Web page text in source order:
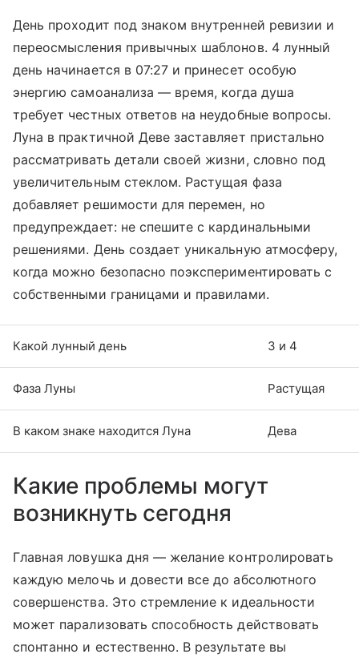
День проходит под знаком внутренней ревизии и
переосмысления привычных шаблонов. 4 лунный
день начинается в 07:27 и принесет особую
энергию самоанализа — время, когда душа
требует честных ответов на неудобные вопросы.
Луна в практичной Деве заставляет пристально
рассматривать детали своей жизни, словно под
увеличительным стеклом. Растущая фаза
добавляет решимости для перемен, но
предупреждает: не спешите с кардинальными
решениями. День создает уникальную атмосферу,
когда можно безопасно поэкспериментировать с
собственными границами и правилами.
Какой лунный день 3 и 4
Фаза Луны Растущая
В каком знаке находится Луна Дева
Какие проблемы могут
возникнуть сегодня
Главная ловушка дня — желание контролировать
каждую мелочь и довести все до абсолютного
совершенства. Это стремление к идеальности
может парализовать способность действовать
спонтанно и естественно. В результате вы